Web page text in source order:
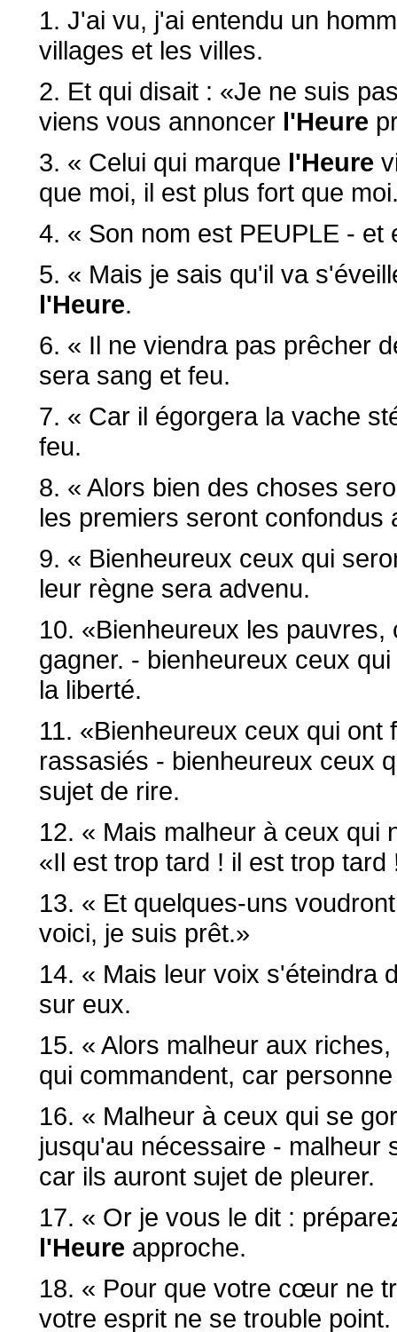
1. J'ai vu, j'ai entendu un
villages et les villes.
2. Et qui disait : «Je ne suis
viens vous annoncer l'Heure
3. « Celui qui marque l'Heure
que moi, il est plus fort que
4. « Son nom est PEUPLE - et
5. « Mais je sais qu'il va
l'Heure.
6. « Il ne viendra pas prêcher
sera sang et feu.
7. « Car il égorgera la vache
feu.
8. « Alors bien des choses
les premiers seront confondus
9. « Bienheureux ceux qui
leur règne sera advenu.
10. «Bienheureux les
gagner. - bienheureux ceux
la liberté.
11. «Bienheureux ceux qui
rassasiés - bienheureux ceux
sujet de rire.
12. « Mais malheur à ceux qui
«Il est trop tard ! il est trop tard
13. « Et quelques-uns
voici, je suis prêt.»
14. « Mais leur voix s'éteindra
sur eux.
15. « Alors malheur aux
qui commandent, car
16. « Malheur à ceux qui se
jusqu'au nécessaire - malheur
car ils auront sujet de pleurer.
17. « Or je vous le dit :
l'Heure approche.
18. « Pour que votre cœur ne
votre esprit ne se trouble point.